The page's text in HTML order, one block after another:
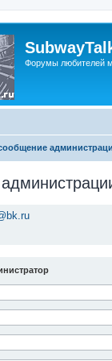
Форумы любителей